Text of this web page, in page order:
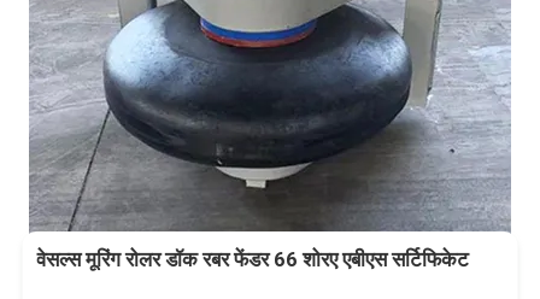
वेसल्स मूरिंग रोलर डॉक रबर फेंडर 66 शोरए एबीएस सर्टिफिकेट